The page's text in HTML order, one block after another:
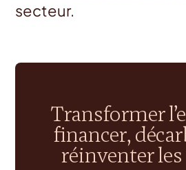
secteur.
Transformer
financer,
réinventer les